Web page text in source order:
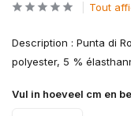
Tout
Description : Punta di
polyester, 5 %
Vul in hoeveel cm en